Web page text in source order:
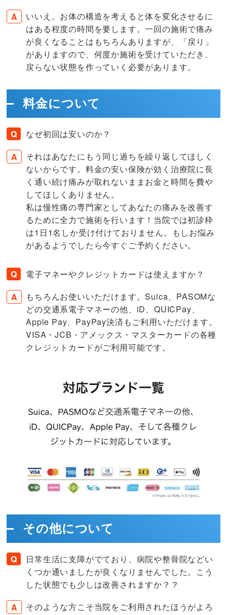
いいえ。お体の構造を考えると体を変化させるに
はある程度の時間を要します。一回の施術で痛み
が良くなることはもちろんありますが、「戻り」
がありますので、何度か施術を受けていただき、
戻らない状態を作っていく必要があります。
料金について
なぜ初回は安いのか？
それはあなたにもう同じ過ちを繰り返してほしく
ないからです。料金の安い保険が効く治療院に長
く通い続け痛みが取れないままお金と時間を費や
してほしくありません。
私は慢性痛の専門家としてあなたの痛みを改善す
るために全力で施術を行います！当院では初診枠
は1日1名しか受け付けておりません。もしお悩み
があるようでしたら今すぐご予約ください。
電子マネーやクレジットカードは使えますか？
もちろんお使いいただけます。Suica、PASOMな
どの交通系電子マネーの他、iD、QUICPay、
Apple Pay、PayPay決済もご利用いただけます。
VISA・JCB・アメックス・マスターカードの各種
クレジットカードがご利用可能です。
その他について
日常生活に支障がでており、病院や整骨院などい
くつか通いましたが良くなりませんでした。こう
した状態でも少しは改善されますか？？
そのような方こそ当院をご利用されたほうがよろ